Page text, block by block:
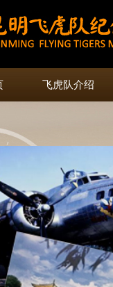
飞虎队介绍